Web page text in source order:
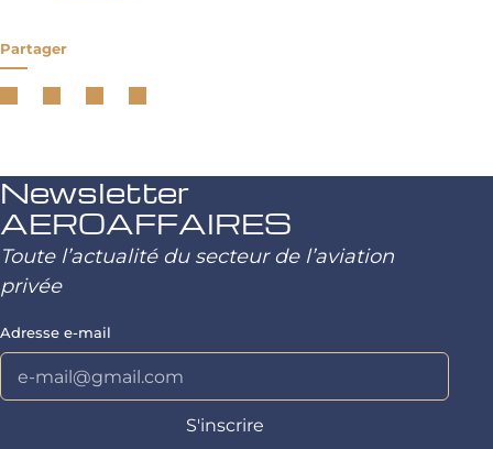
Partager
Newsletter
AEROAFFAIRES
Toute l’actualité du secteur de l’aviation
privée
Adresse e-mail